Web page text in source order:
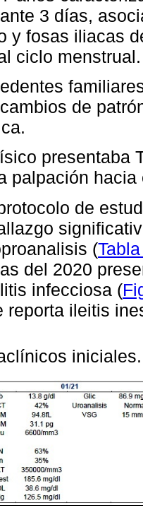
3 días,
y fosas iliacas
ciclo menstrual.
de
presentaba
palpación
de
(
del 2020
infecciosa (
reporta ileitis